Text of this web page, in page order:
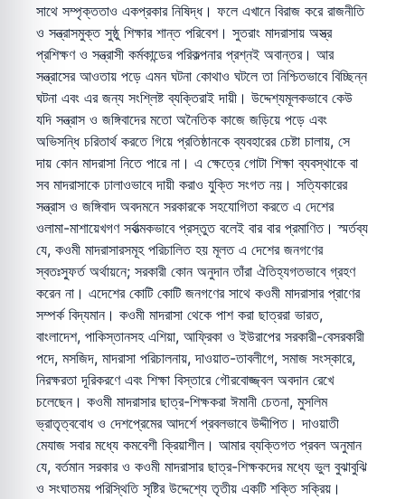
সাথে সম্পৃক্ততাও একপ্রকার নিষিদ্ধ। ফলে এখানে বিরাজ করে রাজনীতি
ও সন্ত্রাসমুক্ত সুষ্ঠু শিক্ষার শান্ত পরিবেশ। সুতরাং মাদরাসায় অস্ত্র
প্রশিক্ষণ ও সন্ত্রাসী কর্মকান্ডের পরিকল্পনার প্রশ্নই অবান্তর। আর
সন্ত্রাসের আওতায় পড়ে এমন ঘটনা কোথাও ঘটলে তা নিশ্চিতভাবে বিচ্ছিন্ন
ঘটনা এবং এর জন্য সংশ্লিষ্ট ব্যক্তিরাই দায়ী। উদ্দেশ্যমূলকভাবে কেউ
যদি সন্ত্রাস ও জঙ্গিবাদের মতো অনৈতিক কাজে জড়িয়ে পড়ে এবং
অভিসন্ধি চরিতার্থ করতে গিয়ে প্রতিষ্ঠানকে ব্যবহারের চেষ্টা চালায়, সে
দায় কোন মাদরাসা নিতে পারে না। এ ক্ষেত্রে গোটা শিক্ষা ব্যবস্থাকে বা
সব মাদরাসাকে ঢালাওভাবে দায়ী করাও যুক্তি সংগত নয়। সত্যিকারের
সন্ত্রাস ও জঙ্গিবাদ অবদমনে সরকারকে সহযোগিতা করতে এ দেশের
ওলামা-মাশায়েখগণ সর্বাত্মকভাবে প্রস্তুত বলেই বার বার প্রমাণিত। স্মর্তব্য
যে, কওমী মাদরাসারসমূহ পরিচালিত হয় মূলত এ দেশের জনগণের
স্বতঃস্ফুর্ত অর্থায়নে; সরকারী কোন অনুদান তাঁরা ঐতিহ্যগতভাবে গ্রহণ
করেন না। এদেশের কোটি কোটি জনগণের সাথে কওমী মাদরাসার প্রাণের
সম্পর্ক বিদ্যমান। কওমী মাদরাসা থেকে পাশ করা ছাত্ররা ভারত,
বাংলাদেশ, পাকিস্তানসহ এশিয়া, আফ্রিকা ও ইউরাপের সরকারী-বেসরকারী
পদে, মসজিদ, মাদরাসা পরিচালনায়, দাওয়াত-তাবলীগে, সমাজ সংস্কারে,
নিরক্ষরতা দূরিকরণে এবং শিক্ষা বিস্তারে গৌরবোজ্জ্বল অবদান রেখে
চলেছেন। কওমী মাদরাসার ছাত্র-শিক্ষকরা ঈমানী চেতনা, মুসলিম
ভ্রাতৃত্ববোধ ও দেশপ্রেমের আদর্শে প্রবলভাবে উদ্দীপিত। দাওয়াতী
মেযাজ সবার মধ্যে কমবেশী ক্রিয়াশীল। আমার ব্যক্তিগত প্রবল অনুমান
যে, বর্তমান সরকার ও কওমী মাদরাসার ছাত্র-শিক্ষকদের মধ্যে ভুল বুঝাবুঝি
ও সংঘাতময় পরিস্থিতি সৃষ্টির উদ্দেশ্যে তৃতীয় একটি শক্তি সক্রিয়।